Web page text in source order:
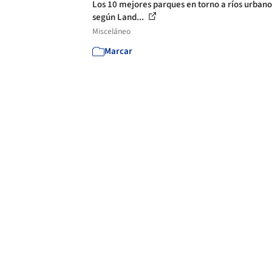
Los 10 mejores parques en torno a ríos
según Land...
Misceláneo
Marcar